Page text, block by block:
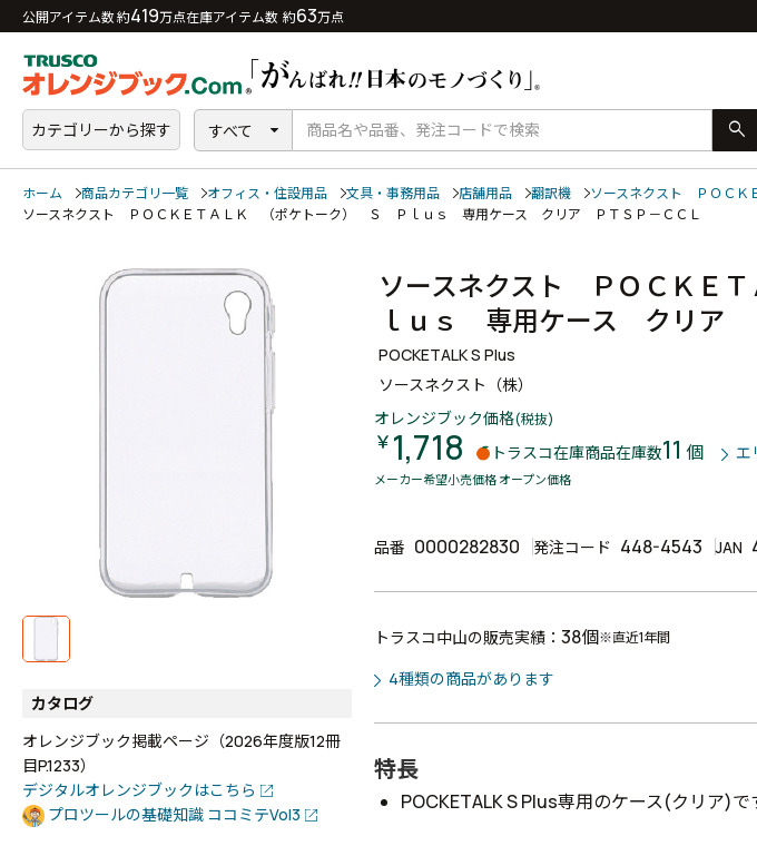
公開アイテム数 約419万点在庫アイテム数 約63万点
カテゴリーから探す すべて search
ホーム 商品カテゴリ一覧 オフィス・住設用品 文具・事務用品 店舗用品 翻訳機
ソースネクスト ＰＯＣ
ソースネクスト ＰＯＣＫＥＴＡＬＫ （ポケトーク） Ｓ Ｐｌｕｓ 専用ケース クリア ＰＴＳＰ－ＣＣＬ
カタログ
オレンジブック掲載ページ（2026年度版12冊
目P.1233）
デジタルオレンジブックはこちら
プロツールの基礎知識 ココミテVol3
ソースネクスト ＰＯＣＫＥ
ｌｕｓ 専用ケース クリア
POCKETALK S Plus
ソースネクスト（株）
オレンジブック価格(税抜)
￥ 1,718 トラスコ在庫商品在庫数11 個 エ
メーカー希望小売価格 オープン価格
品番 0000282830 発注コード 448-4543 JAN
トラスコ中山の販売実績： 38個※直近1年間
4種類の商品があります
特長
POCKETALK S Plus専用のケース(クリア)で